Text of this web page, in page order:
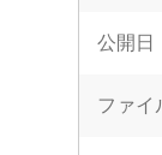
公開日
ファイ